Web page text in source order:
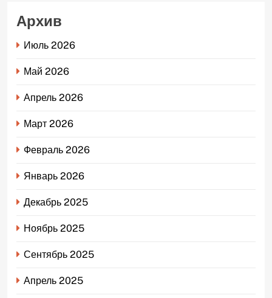
Архив
Июль 2026
Май 2026
Апрель 2026
Март 2026
Февраль 2026
Январь 2026
Декабрь 2025
Ноябрь 2025
Сентябрь 2025
Апрель 2025